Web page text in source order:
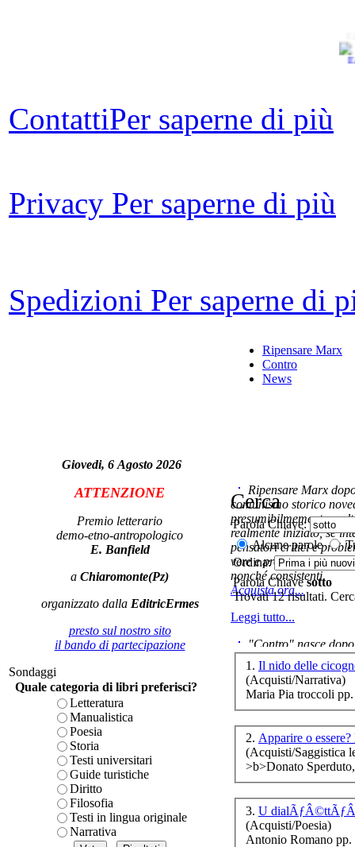
Le
ContattiPer saperne di più
Privacy Per saperne di più
Spedizioni Per saperne di
Giovedi, 6 Agosto 2026
ATTENZIONE
Premio letterario
demo-etno-antropologico
E. Banfield
a Chiaromonte(Pz)
organizzato dalla EditricErmes
presto sul nostro sito
il bando di partecipazione
Sondaggi
Quale categoria di libri preferisci?
Letteratura
Manualistica
Poesia
Storia
Testi universitari
Guide turistiche
Diritto
Filosofia
Testi in lingua originale
Narrativa
Ripensare Marx
Contro
News
Ripensare Marx
comunismo storico
presumibilmemente
realmente iniziato, se
pensatori critici e
vere e proprie correnti
nonché consistenti.
Acquista ora...
Leggi tutto...
"Contro" nasce
cominciato con la
ripensaremarx. i saggi
questa collaborazione
è teorica, sempre però
presente fase.
Acquista ora...
A feed could not be
http://www.lastampa.it/
Cerca
Parola Chiave:
Alcune parole
Ordina:
Parola Chiavesotto
Trovati 12 risultati.
1. Il nido delle
(Acquisti/Narrativa)
Maria Pia troccoli
2. Apparire o
(Acquisti/Saggistica
>b>Donato
3. U
(Acquisti/Poesia)
Antonio Romano pp.